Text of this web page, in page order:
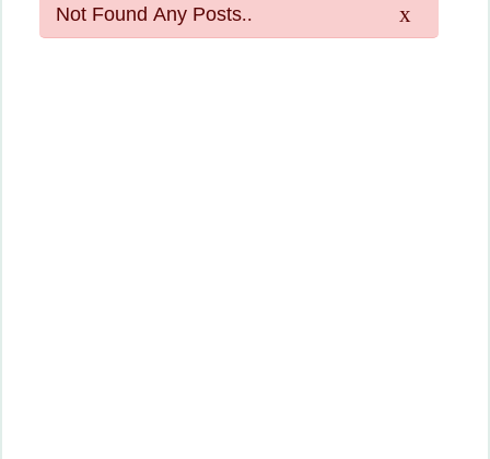
x
Not Found Any Posts..